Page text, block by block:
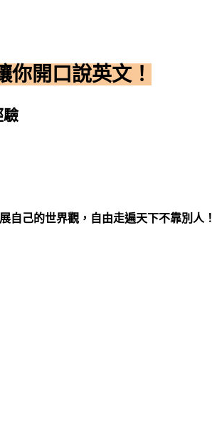
你開口說英文！
驗
自己的世界觀，自由走遍天下不靠別人！